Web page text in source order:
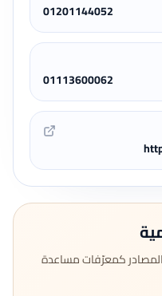
01201144052
01113600062
كمعرّفات مساعدة